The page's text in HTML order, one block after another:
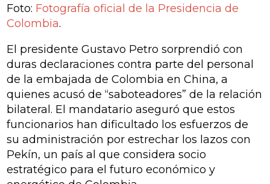
Foto: Fotografía oficial de la Presidencia de
Colombia.
El presidente Gustavo Petro sorprendió con
duras declaraciones contra parte del personal
de la embajada de Colombia en China, a
quienes acusó de “saboteadores” de la relación
bilateral. El mandatario aseguró que estos
funcionarios han dificultado los esfuerzos de
su administración por estrechar los lazos con
Pekín, un país al que considera socio
estratégico para el futuro económico y